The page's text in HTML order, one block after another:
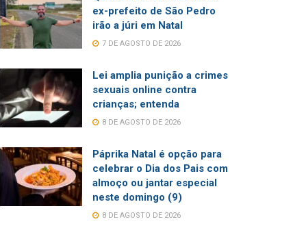
ex-prefeito de São Pedro
irão a júri em Natal
7 DE AGOSTO DE 2026
Lei amplia punição a crimes
sexuais online contra
crianças; entenda
8 DE AGOSTO DE 2026
Páprika Natal é opção para
celebrar o Dia dos Pais com
almoço ou jantar especial
neste domingo (9)
8 DE AGOSTO DE 2026